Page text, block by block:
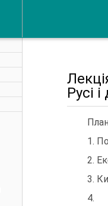
Русі
План
1.
2.
3.
4.